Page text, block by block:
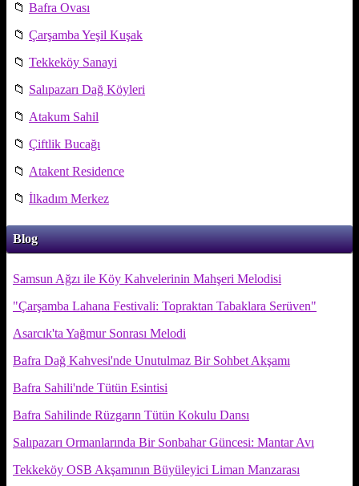
📁 Bafra Ovası
📁 Çarşamba Yeşil Kuşak
📁 Tekkeköy Sanayi
📁 Salıpazarı Dağ Köyleri
📁 Atakum Sahil
📁 Çiftlik Bucağı
📁 Atakent Residence
📁 İlkadım Merkez
Blog
Samsun Ağzı ile Köy Kahvelerinin Mahşeri Melodisi
"Çarşamba Lahana Festivali: Topraktan Tabaklara Serüven"
Asarcık'ta Yağmur Sonrası Melodi
Bafra Dağ Kahvesi'nde Unutulmaz Bir Sohbet Akşamı
Bafra Sahili'nde Tütün Esintisi
Bafra Sahilinde Rüzgarın Tütün Kokulu Dansı
Salıpazarı Ormanlarında Bir Sonbahar Güncesi: Mantar Avı
Tekkeköy OSB Akşamının Büyüleyici Liman Manzarası